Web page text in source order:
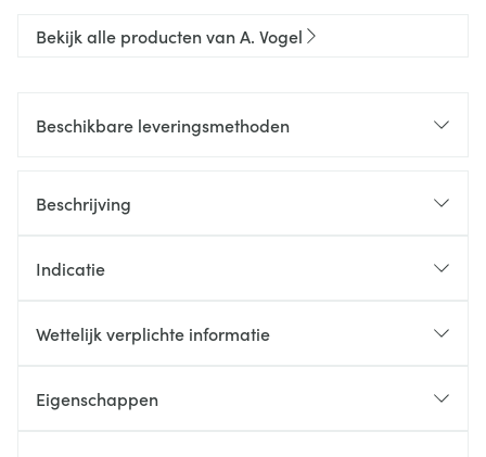
Bekijk alle producten van A. Vogel
Beschikbare leveringsmethoden
Beschrijving
Indicatie
Wettelijk verplichte informatie
Eigenschappen